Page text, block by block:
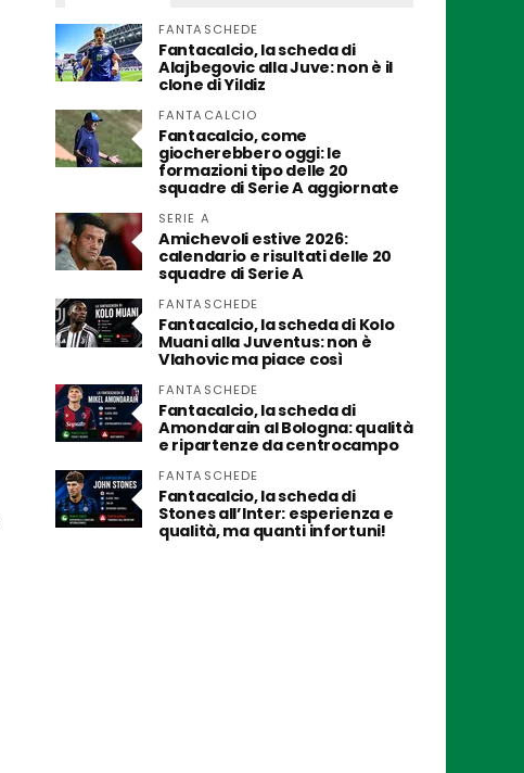
FANTASCHEDE
Fantacalcio, la scheda di
Alajbegovic alla Juve: non è il
clone di Yildiz
FANTACALCIO
Fantacalcio, come
giocherebbero oggi: le
formazioni tipo delle 20
squadre di Serie A aggiornate
SERIE A
Amichevoli estive 2026:
calendario e risultati delle 20
squadre di Serie A
FANTASCHEDE
Fantacalcio, la scheda di Kolo
Muani alla Juventus: non è
Vlahovic ma piace così
FANTASCHEDE
Fantacalcio, la scheda di
Amondarain al Bologna: qualità
e ripartenze da centrocampo
FANTASCHEDE
Fantacalcio, la scheda di
Stones all’Inter: esperienza e
qualità, ma quanti infortuni!